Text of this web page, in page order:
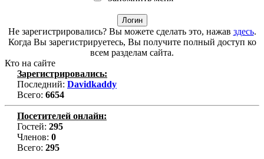
Не зарегистрировались? Вы можете сделать это, нажав здесь.
Когда Вы зарегистрируетесь, Вы получите полный доступ ко
всем разделам сайта.
Кто на сайте
Зарегистрировались:
Последний: Davidkaddy
Всего: 6654
Посетителей онлайн:
Гостей: 295
Членов: 0
Всего: 295